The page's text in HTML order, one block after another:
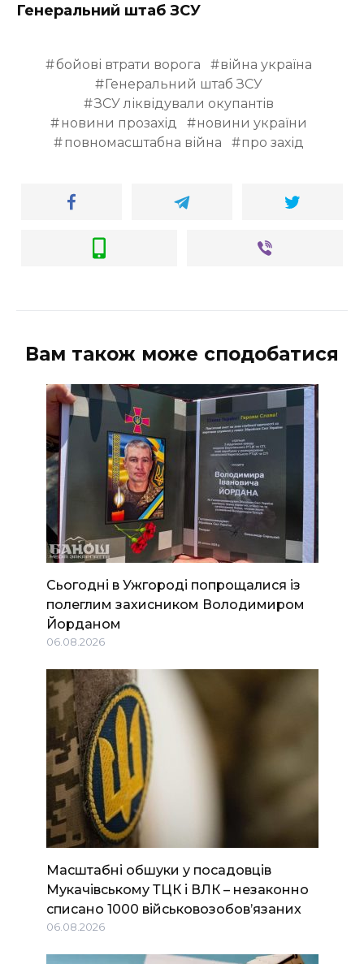
Генеральний штаб ЗСУ
бойові втрати ворога
війна україна
Генеральний штаб ЗСУ
ЗСУ ліквідували окупантів
новини прозахід
новини україни
повномасштабна війна
про захід
Вам також може сподобатися
Сьогодні в Ужгороді попрощалися із
полеглим захисником Володимиром
Йорданом
06.08.2026
Масштабні обшуки у посадовців
Мукачівському ТЦК і ВЛК – незаконно
списано 1000 військовозобов’язаних
06.08.2026